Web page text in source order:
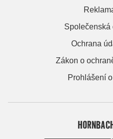
Společenská
Ochrana
Zákon o
Prohlášení